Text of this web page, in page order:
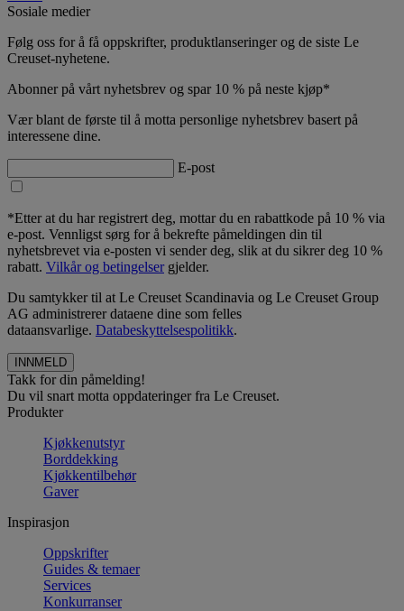
Sosiale medier
Følg oss for å få oppskrifter, produktlanseringer og de siste Le
Creuset-nyhetene.
Abonner på vårt nyhetsbrev og spar 10 % på neste kjøp*
Vær blant de første til å motta personlige nyhetsbrev basert på
interessene dine.
E-post
*Etter at du har registrert deg, mottar du en rabattkode på 10 % via
e-post. Vennligst sørg for å bekrefte påmeldingen din til
nyhetsbrevet via e-posten vi sender deg, slik at du sikrer deg 10 %
rabatt. Vilkår og betingelsergjelder.
Du samtykker til at Le Creuset Scandinavia og Le Creuset Group
AG administrerer dataene dine som felles
dataansvarlige. Databeskyttelsespolitikk.
Takk for din påmelding!
Du vil snart motta oppdateringer fra Le Creuset.
Produkter
Kjøkkenutstyr
Borddekking
Kjøkkentilbehør
Gaver
Inspirasjon
Oppskrifter
Guides & temaer
Services
Konkurranser